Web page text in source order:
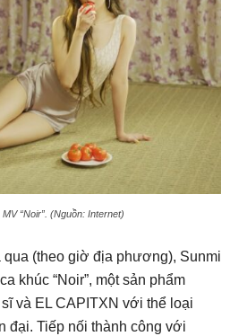
“Noir”. (Nguồn: Internet)
(theo giờ địa phương), Sunmi
khúc “Noir”, một sản phẩm
và EL CAPITXN với thể loại
đại. Tiếp nối thành công với